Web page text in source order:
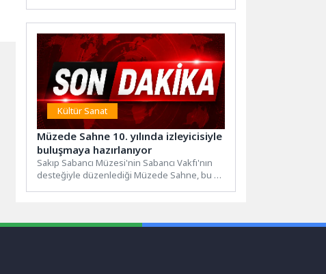
Kültür Sanat
Müzede Sahne 10. yılında izleyicisiyle
buluşmaya hazırlanıyor
Sakıp Sabancı Müzesi'nin Sabancı Vakfı'nın
desteğiyle düzenlediği Müzede Sahne, bu yıl